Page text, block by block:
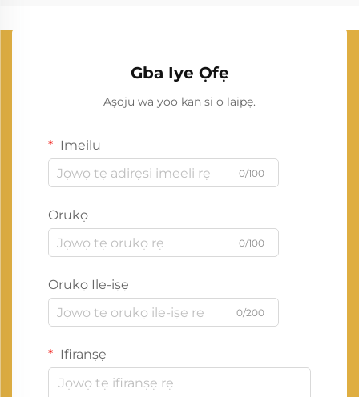
Gba Iye Ọfẹ
Aṣoju wa yoo kan si ọ laipẹ.
Imeilu
0/100
Orukọ
0/100
Orukọ Ile-iṣẹ
0/200
Ifiranṣẹ